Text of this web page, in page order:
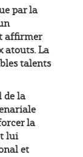
par la
affirmer
atouts. La
talents
de la
la
lui
et